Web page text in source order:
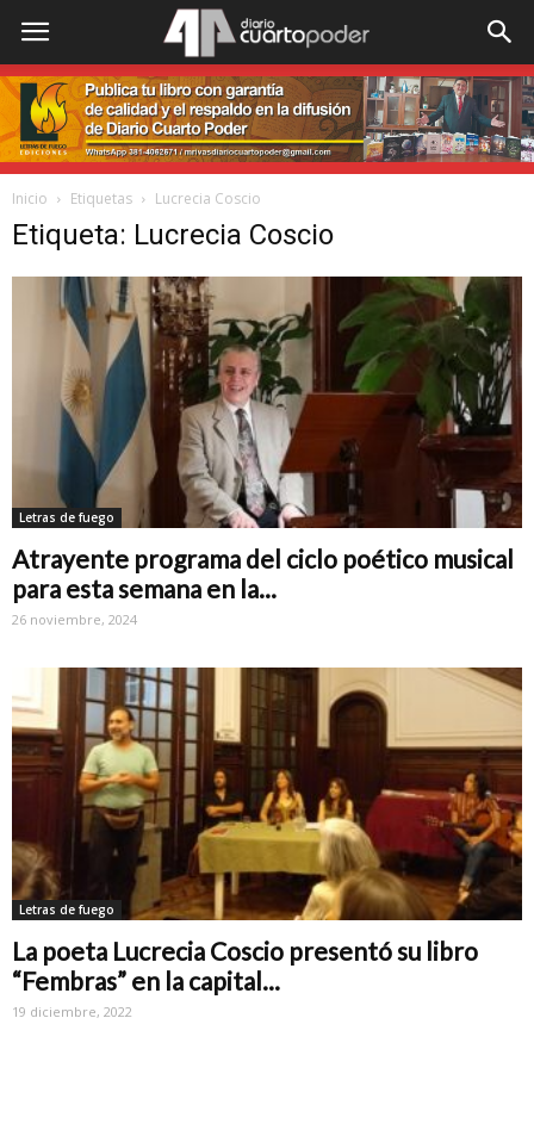
Inicio Etiquetas Lucrecia Coscio
Etiqueta: Lucrecia Coscio
Letras de fuego
Atrayente programa del ciclo poético musical
para esta semana en la...
26 noviembre, 2024
Letras de fuego
La poeta Lucrecia Coscio presentó su libro
“Fembras” en la capital...
19 diciembre, 2022